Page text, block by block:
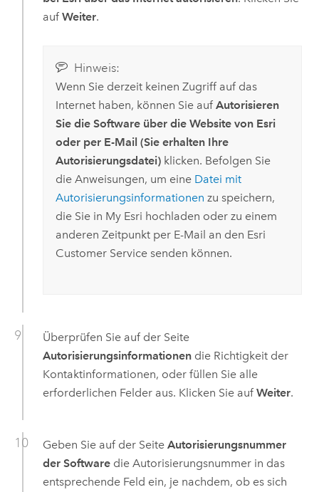
auf Weiter.
Hinweis:
Wenn Sie derzeit keinen Zugriff auf das
Internet haben, können Sie auf Autorisieren
Sie die Software über die Website von Esri
oder per E-Mail (Sie erhalten Ihre
Autorisierungsdatei)klicken. Befolgen Sie
die Anweisungen, um eine Datei mit
Autorisierungsinformationen zu speichern,
die Sie in My Esri hochladen oder zu einem
anderen Zeitpunkt per E-Mail an den Esri
Customer Service senden können.
Überprüfen Sie auf der Seite
Autorisierungsinformationendie Richtigkeit der
Kontaktinformationen, oder füllen Sie alle
erforderlichen Felder aus. Klicken Sie auf Weiter.
Geben Sie auf der Seite Autorisierungsnummer
der Softwaredie Autorisierungsnummer in das
entsprechende Feld ein, je nachdem, ob es sich